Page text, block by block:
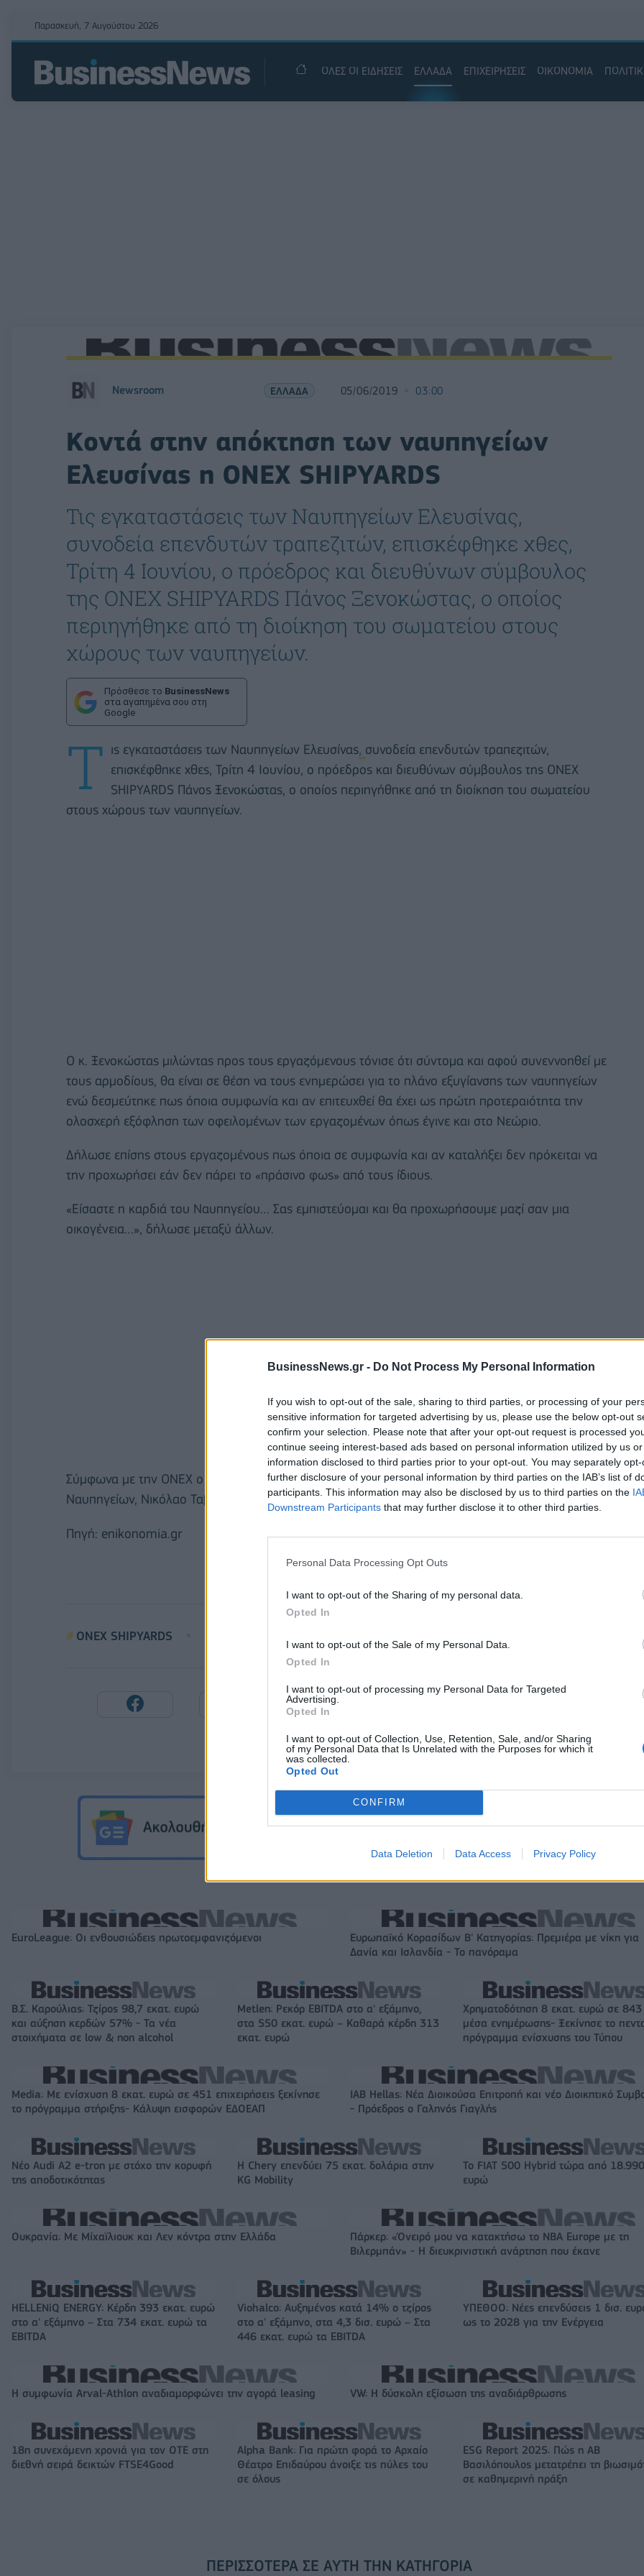
BusinessNews.gr - Do Not Process My Personal Information
If you wish to opt-out of the sale, sharing to third parties, or processing of your
sensitive information for targeted advertising by us, please use the below opt-out
confirm your selection. Please note that after your opt-out request is processed
continue seeing interest-based ads based on personal information utilized by us
information disclosed to third parties prior to your opt-out. You may separately
further disclosure of your personal information by third parties on the IAB’s list of
participants. This information may also be disclosed by us to third parties on the
Downstream Participants that may further disclose it to other third parties.
Personal Data Processing Opt Outs
I want to opt-out of the Sharing of my personal data.
Opted In
I want to opt-out of the Sale of my Personal Data.
Opted In
I want to opt-out of processing my Personal Data for Targeted
Advertising.
Opted In
I want to opt-out of Collection, Use, Retention, Sale, and/or Sharing
of my Personal Data that Is Unrelated with the Purposes for which it
was collected.
Opted Out
CONFIRM
Data Deletion Data Access Privacy Policy
Παρασκευή, 7 Αυγούστου 2026
ΟΛΕΣ ΟΙ ΕΙΔΗΣΕΙΣ ΕΛΛΑΔΑ ΕΠΙΧΕΙΡΗΣΕΙΣ ΟΙΚΟΝΟΜΙΑ
Newsroom ΕΛΛΑΔΑ 05/06/2019 03:00
Κοντά στην απόκτηση των ναυπηγείων
Ελευσίνας η ONEX SHIPYARDS
Τις εγκαταστάσεις των Ναυπηγείων Ελευσίνας,
συνοδεία επενδυτών τραπεζιτών, επισκέφθηκε χθες,
Τρίτη 4 Ιουνίου, ο πρόεδρος και διευθύνων σύμβουλος
της ΟΝΕΧ SHIPYARDS Πάνος Ξενοκώστας, ο οποίος
περιηγήθηκε από τη διοίκηση του σωματείου στους
χώρους των ναυπηγείων.
Πρόσθεσε το BusinessNews
στα αγαπημένα σου στη
Google
Τ ις εγκαταστάσεις των Ναυπηγείων Ελευσίνας, συνοδεία επενδυτών τραπεζιτών,
επισκέφθηκε χθες, Τρίτη 4 Ιουνίου, ο πρόεδρος και διευθύνων σύμβουλος της ΟΝΕΧ
SHIPYARDS Πάνος Ξενοκώστας, ο οποίος περιηγήθηκε από τη διοίκηση του σωματείου
στους χώρους των ναυπηγείων.
Ο κ. Ξενοκώστας μιλώντας προς τους εργαζόμενους τόνισε ότι σύντομα και αφού συνεννοηθεί με
τους αρμοδίους, θα είναι σε θέση να τους ενημερώσει για το πλάνο εξυγίανσης των ναυπηγείων
ενώ δεσμεύτηκε πως όποια συμφωνία και αν επιτευχθεί θα έχει ως πρώτη προτεραιότητα την
ολοσχερή εξόφληση των οφειλομένων των εργαζομένων όπως έγινε και στο Νεώριο.
Δήλωσε επίσης στους εργαζομένους πως όποια σε συμφωνία και αν καταλήξει δεν πρόκειται να
την προχωρήσει εάν δεν πάρει το «πράσινο φως» από τους ίδιους.
«Είσαστε η καρδιά του Ναυπηγείου… Σας εμπιστεύομαι και θα προχωρήσουμε μαζί σαν μια
οικογένεια…», δήλωσε μεταξύ άλλων.
Σύμφωνα με την ΟΝΕΧ ο κ Ξενοκώστας είχε ολιγόλεπτη συνάντηση και με τον πρόεδρο των
Ναυπηγείων, Νικόλαο Ταβουλάρη.
Πηγή: enikonomia.gr
ONEX SHIPYARDS
EuroLeague: Οι ενθουσιώδεις πρωτοεμφανιζόμενοι
Ευρωπαϊκό Κορασίδων Β' Κατηγορίας: Πρεμιέρα με νίκη για
Δανία και Ισλανδία - Το πανόραμα
Β.Σ. Καρούλιας: Τζίρος 98,7 εκατ. ευρώ
και αύξηση κερδών 57% - Τα νέα
στοιχήματα σε low & non alcohol
Metlen: Ρεκόρ EBITDA στο α' εξάμηνο,
στα 550 εκατ. ευρώ – Καθαρά κέρδη 313
εκατ. ευρώ
Χρηματοδότηση 8 εκατ. ευρώ σε 843
μέσα ενημέρωσης- Ξεκίνησε το
πρόγραμμα ενίσχυσης του Τύπου
Media: Με ενίσχυση 8 εκατ. ευρώ σε 451 επιχειρήσεις ξεκίνησε
το πρόγραμμα στήριξης- Κάλυψη εισφορών ΕΔΟΕΑΠ
IAB Hellas: Νέα Διοικούσα Επιτροπή και νέο Διοικητικό
- Πρόεδρος ο Γαληνός Γιαγλής
Νέο Audi A2 e-tron με στόχο την κορυφή
της αποδοτικότητας
Η Chery επενδύει 75 εκατ. δολάρια στην
KG Mobility
Το FIAT 500 Hybrid τώρα από 18.990
ευρώ
Ουκρανία: Με Μίχαϊλιουκ και Λεν κόντρα στην Ελλάδα
Πάρκερ: «Όνειρό μου να κατακτήσω το ΝΒΑ Europe με τη
Βιλερμπάν» - Η διευκρινιστική ανάρτηση που έκανε
HELLENiQ ENERGY: Κέρδη 393 εκατ. ευρώ
στο α' εξάμηνο – Στα 734 εκατ. ευρώ τα
EBITDA
Viohalco: Αυξημένος κατά 14% ο τζίρος
στο α' εξάμηνο, στα 4,3 δισ. ευρώ – Στα
446 εκατ. ευρώ τα EBITDA
ΥΠΕΘΟΟ: Νέες επενδύσεις 1 δισ.
ως το 2028 για την Ενέργεια
Η συμφωνία Arval-Athlon αναδιαμορφώνει την αγορά leasing VW: Η δύσκολη εξίσωση της αναδιάρθρωσης
18η συνεχόμενη χρονιά για τον ΟΤΕ στη
διεθνή σειρά δεικτών FTSE4Good
Alpha Bank: Για πρώτη φορά το Αρχαίο
Θέατρο Επιδαύρου άνοιξε τις πύλες του
σε όλους
ESG Report 2025: Πώς η ΑΒ
Βασιλόπουλος μετατρέπει τη
σε καθημερινή πράξη
ΠΕΡΙΣΣΌΤΕΡΑ ΣΕ ΑΥΤΉ ΤΗΝ ΚΑΤΗΓΟΡΊΑ